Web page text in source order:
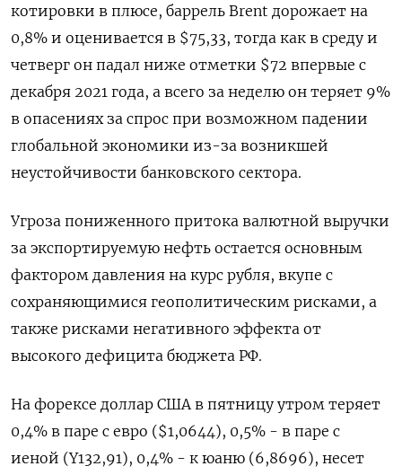
котировки в плюсе, баррель Brent дорожает на
0,8% и оценивается в $75,33, тогда как в среду и
четверг он падал ниже отметки $72 впервые с
декабря 2021 года, а всего за неделю он теряет 9%
в опасениях за спрос при возможном падении
глобальной экономики из-за возникшей
неустойчивости банковского сектора.
Угроза пониженного притока валютной выручки
за экспортируемую нефть остается основным
фактором давления на курс рубля, вкупе с
сохраняющимися геополитическим рисками, а
также рисками негативного эффекта от
высокого дефицита бюджета РФ.
На форексе доллар США в пятницу утром теряет
0,4% в паре с евро ($1,0644), 0,5% - в паре с
иеной (Y132,91), 0,4% - к юаню (6,8696), несет